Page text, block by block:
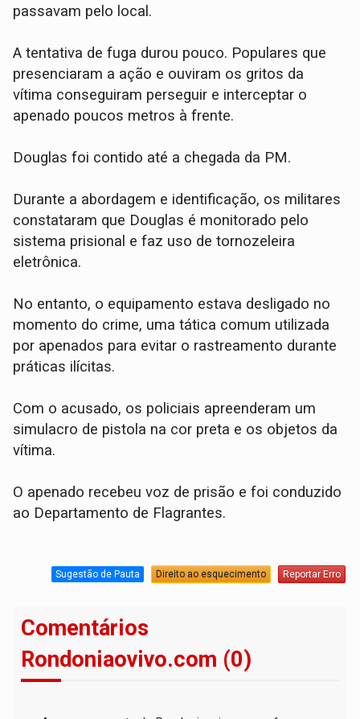
passavam pelo local.
​A tentativa de fuga durou pouco. Populares que
presenciaram a ação e ouviram os gritos da
vítima conseguiram perseguir e interceptar o
apenado poucos metros à frente.
Douglas foi contido até a chegada da PM.
​Durante a abordagem e identificação, os militares
constataram que Douglas é monitorado pelo
sistema prisional e faz uso de tornozeleira
eletrônica.
No entanto, o equipamento estava desligado no
momento do crime, uma tática comum utilizada
por apenados para evitar o rastreamento durante
práticas ilícitas.
​Com o acusado, os policiais apreenderam um
simulacro de pistola na cor preta e os objetos da
vítima.
​O apenado recebeu voz de prisão e foi conduzido
ao Departamento de Flagrantes.
Sugestão de Pauta Direito ao esquecimento Reportar Erro
Comentários
Rondoniaovivo.com (0)